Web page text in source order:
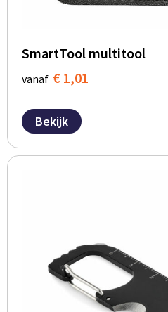
SmartTool multitool
vanaf € 1,01
Bekijk